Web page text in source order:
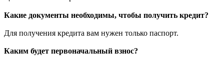
Какие документы необходимы, чтобы получить кредит?
Для получения кредита вам нужен только паспорт.
Каким будет первоначальный взнос?